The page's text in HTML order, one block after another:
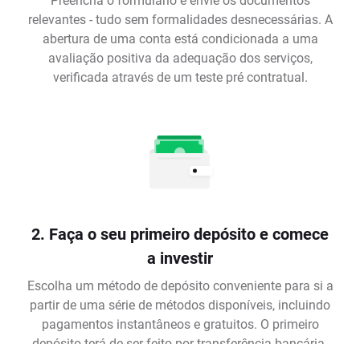
relevantes - tudo sem formalidades desnecessárias. A
abertura de uma conta está condicionada a uma
avaliação positiva da adequação dos serviços,
verificada através de um teste pré contratual.
2. Faça o seu primeiro depósito e comece
a investir
Escolha um método de depósito conveniente para si a
partir de uma série de métodos disponíveis, incluindo
pagamentos instantâneos e gratuitos. O primeiro